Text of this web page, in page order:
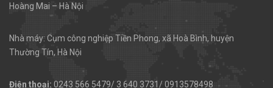
Hoàng Mai – Hà Nội
Nhà máy: Cụm công nghiệp Tiền Phong, xã Hoà Bình, huyện
Thường Tín, Hà Nội
Điện thoại: 0243 566 5479/ 3 640 3731/ 0913578498